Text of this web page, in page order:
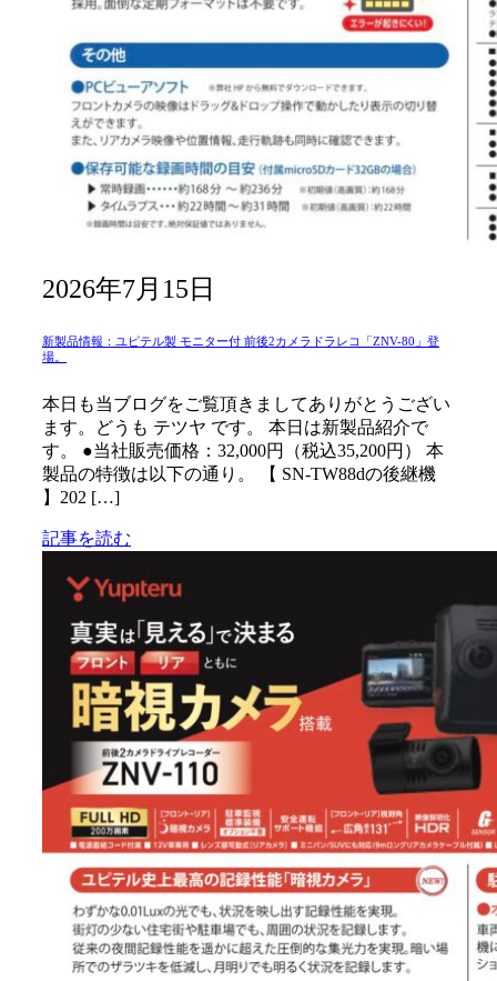
2026年7月15日
新製品情報：ユピテル製 モニター付 前後2カメラドラレコ「ZNV-80」登
場。
本日も当ブログをご覧頂きましてありがとうござい
ます。どうも テツヤ です。 本日は新製品紹介で
す。 ●当社販売価格：32,000円（税込35,200円） 本
製品の特徴は以下の通り。 【 SN-TW88dの後継機
】202 […]
記事を読む